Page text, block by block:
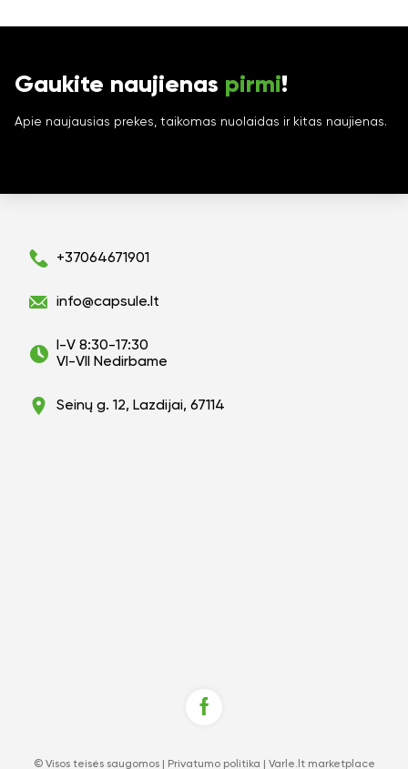
Gaukite naujienas pirmi!
Apie naujausias prekes, taikomas nuolaidas ir kitas naujienas.
+37064671901
info@capsule.lt
I-V 8:30-17:30
VI-VII Nedirbame
Seinų g. 12, Lazdijai, 67114
© Visos teisės saugomos | Privatumo politika Varle.lt marketplace